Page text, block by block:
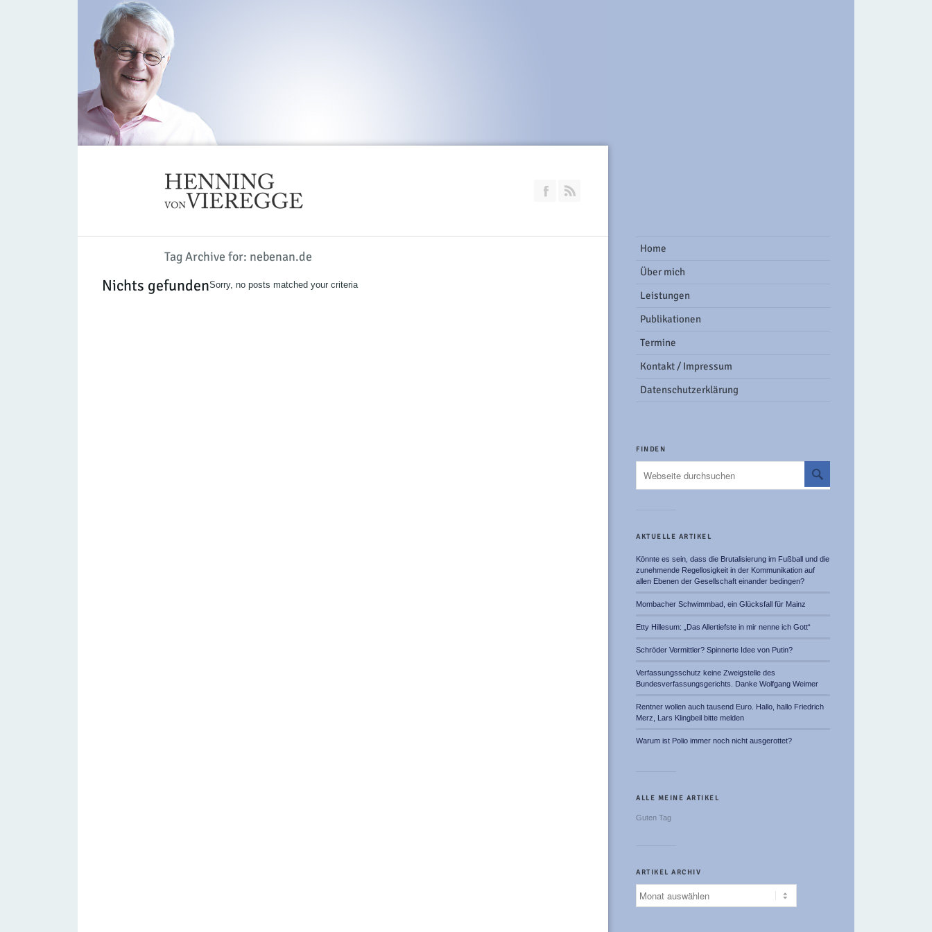
Join our Facebook Group
Tag Archive for: nebenan.de
Nichts gefundenSorry, no posts matched your criteria
Home
Über mich
Leistungen
Publikationen
Termine
Kontakt / Impressum
Datenschutzerklärung
FINDEN
AKTUELLE ARTIKEL
Könnte es sein, dass die Brutalisierung im Fußball und die
zunehmende Regellosigkeit in der Kommunikation auf
allen Ebenen der Gesellschaft einander bedingen?
Mombacher Schwimmbad, ein Glücksfall für Mainz
Etty Hillesum: „Das Allertiefste in mir nenne ich Gott“
Schröder Vermittler? Spinnerte Idee von Putin?
Verfassungsschutz keine Zweigstelle des
Bundesverfassungsgerichts. Danke Wolfgang Weimer
Rentner wollen auch tausend Euro. Hallo, hallo Friedrich
Merz, Lars Klingbeil bitte melden
Warum ist Polio immer noch nicht ausgerottet?
ALLE MEINE ARTIKEL
Guten Tag
ARTIKEL ARCHIV
Artikel
Archiv